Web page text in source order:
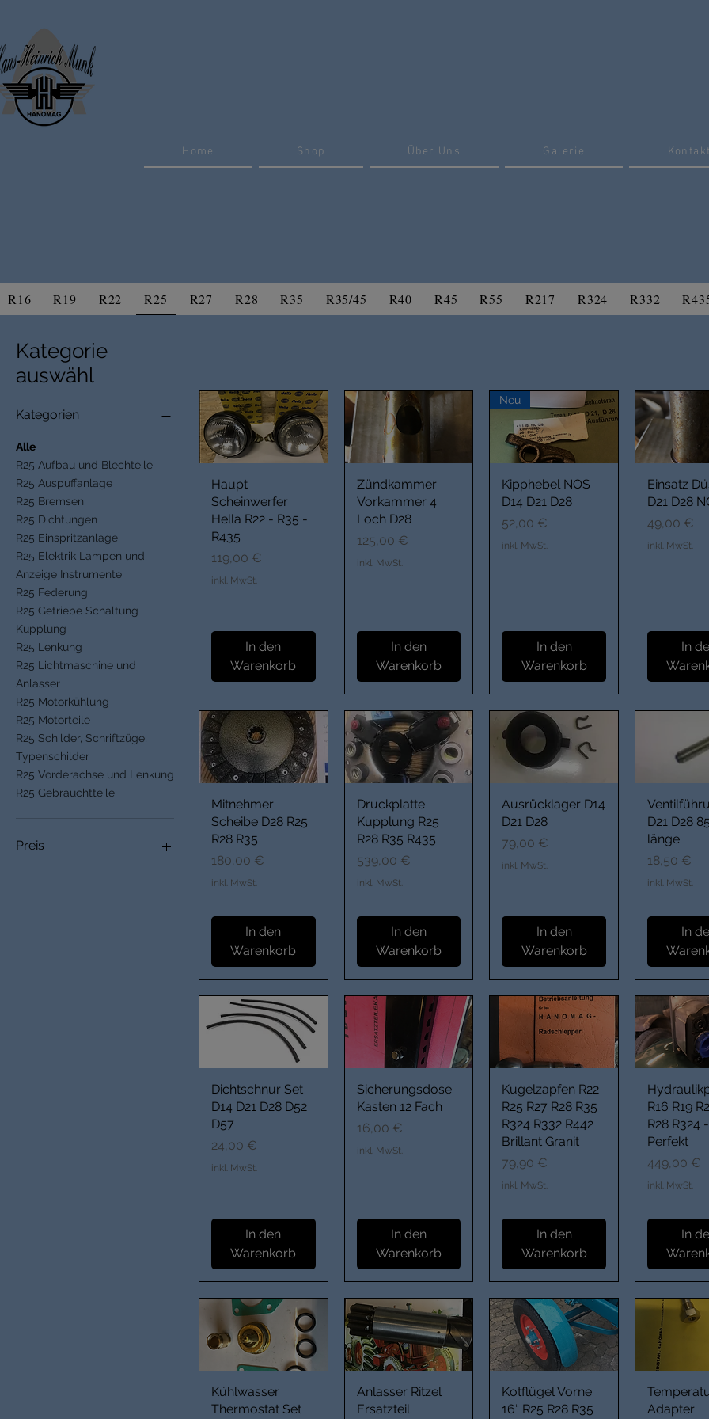
Home Shop Über Uns Galerie
R16 R19 R22 R25 R27 R28 R35 R35/45 R40 R45 R55 R217 R324 R332
Kategorie
auswähl
Kategorien
Alle
R25 Aufbau und Blechteile
R25 Auspuffanlage
R25 Bremsen
R25 Dichtungen
R25 Einspritzanlage
R25 Elektrik Lampen und
Anzeige Instrumente
R25 Federung
R25 Getriebe Schaltung
Kupplung
R25 Lenkung
R25 Lichtmaschine und
Anlasser
R25 Motorkühlung
R25 Motorteile
R25 Schilder, Schriftzüge,
Typenschilder
R25 Vorderachse und Lenkung
R25 Gebrauchtteile
Preis
Haupt
Scheinwerfer
Hella R22 - R35 -
R435
Preis
119,00 €
inkl. MwSt.
In den
Warenkorb
Zündkammer
Vorkammer 4
Loch D28
Preis
125,00 €
inkl. MwSt.
In den
Warenkorb
Neu
Kipphebel NOS
D14 D21 D28
Preis
52,00 €
inkl. MwSt.
In den
Warenkorb
Einsatz
D21 D28
Preis
49,00 €
inkl. MwSt.
In
Mitnehmer
Scheibe D28 R25
R28 R35
Preis
180,00 €
inkl. MwSt.
In den
Warenkorb
Druckplatte
Kupplung R25
R28 R35 R435
Preis
539,00 €
inkl. MwSt.
In den
Warenkorb
Ausrücklager D14
D21 D28
Preis
79,00 €
inkl. MwSt.
In den
Warenkorb
D21 D28
länge
Preis
18,50 €
inkl. MwSt.
In
Dichtschnur Set
D14 D21 D28 D52
D57
Preis
24,00 €
inkl. MwSt.
In den
Warenkorb
Sicherungsdose
Kasten 12 Fach
Preis
16,00 €
inkl. MwSt.
In den
Warenkorb
Kugelzapfen R22
R25 R27 R28 R35
R324 R332 R442
Brillant Granit
Preis
79,90 €
inkl. MwSt.
In den
Warenkorb
R16 R19
R28 R324 -
Perfekt
Preis
449,00 €
inkl. MwSt.
In
Kühlwasser
Thermostat Set
Anlasser Ritzel
Ersatzteil
Kotflügel Vorne
16“ R25 R28 R35
Adapter